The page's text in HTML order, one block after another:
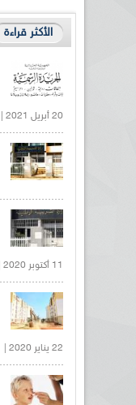
الأكثر قراءة
20 أبريل 2021 |
11 أكتوبر 2020 |
22 يناير 2020 |